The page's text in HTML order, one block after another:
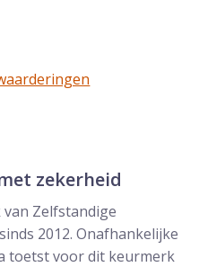
ZorgkaartNederland:
zekerheid
Zelfstandige
2012. Onafhankelijke
toetst voor dit keurmerk